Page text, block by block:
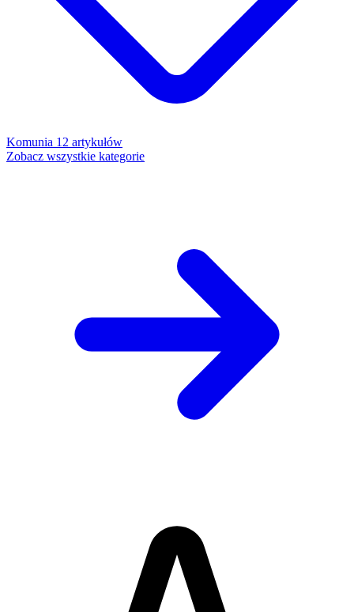
Komunia 12 artykułów
Zobacz wszystkie kategorie